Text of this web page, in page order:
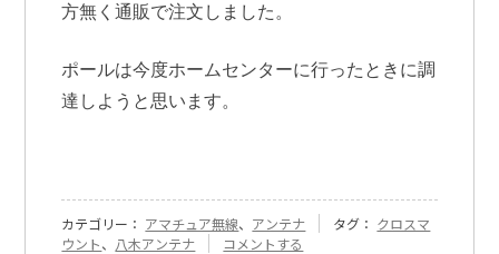
方無く通販で注文しました。
ポールは今度ホームセンターに行ったときに調
達しようと思います。
カテゴリー： アマチュア無線、 アンテナ タグ： クロスマ
ウント、 八木アンテナ
『[191]
コメントする